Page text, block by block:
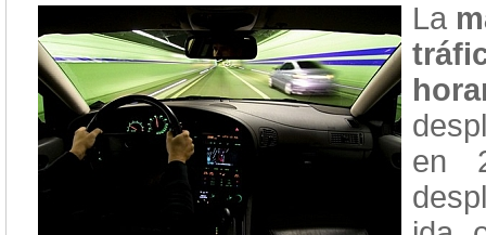
La
en